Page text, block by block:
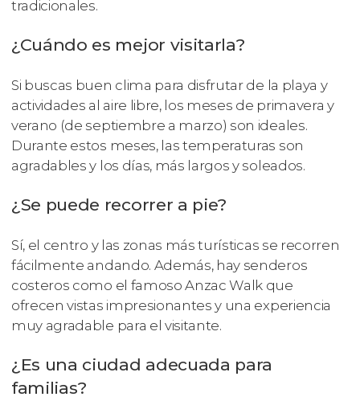
tradicionales.
¿Cuándo es mejor visitarla?
Si buscas buen clima para disfrutar de la playa y
actividades al aire libre, los meses de primavera y
verano (de septiembre a marzo) son ideales.
Durante estos meses, las temperaturas son
agradables y los días, más largos y soleados.
¿Se puede recorrer a pie?
Sí, el centro y las zonas más turísticas se recorren
fácilmente andando. Además, hay senderos
costeros como el famoso Anzac Walk que
ofrecen vistas impresionantes y una experiencia
muy agradable para el visitante.
¿Es una ciudad adecuada para
familias?